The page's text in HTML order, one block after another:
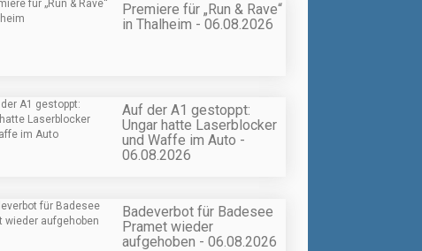
Premiere für „Run & Rave“
in Thalheim - 06.08.2026
Auf der A1 gestoppt:
Ungar hatte Laserblocker
und Waffe im Auto -
06.08.2026
Badeverbot für Badesee
Pramet wieder
aufgehoben - 06.08.2026